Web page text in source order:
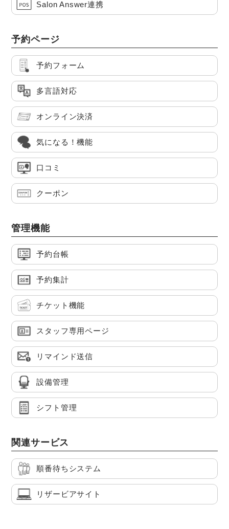
Salon Answer連携
予約ページ
予約フォーム
多言語対応
オンライン決済
気になる！機能
口コミ
クーポン
管理機能
予約台帳
予約集計
チケット機能
スタッフ専用ページ
リマインド送信
設備管理
シフト管理
関連サービス
順番待ちシステム
リザービアサイト